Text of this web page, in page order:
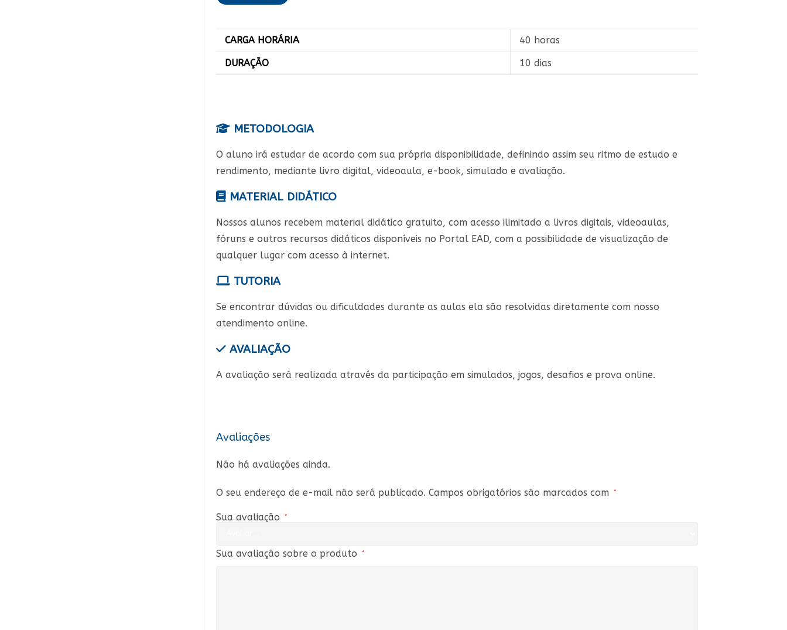
CARGA HORÁRIA 40 horas
DURAÇÃO 10 dias
METODOLOGIA
O aluno irá estudar de acordo com sua própria disponibilidade, definindo assim seu ritmo de estudo e
rendimento, mediante livro digital, videoaula, e-book, simulado e avaliação.
MATERIAL DIDÁTICO
Nossos alunos recebem material didático gratuito, com acesso ilimitado a livros digitais, videoaulas,
fóruns e outros recursos didáticos disponíveis no Portal EAD, com a possibilidade de visualização de
qualquer lugar com acesso à internet.
TUTORIA
Se encontrar dúvidas ou dificuldades durante as aulas ela são resolvidas diretamente com nosso
atendimento online.
AVALIAÇÃO
A avaliação será realizada através da participação em simulados, jogos, desafios e prova online.
Avaliações
Não há avaliações ainda.
O seu endereço de e-mail não será publicado. Campos obrigatórios são marcados com *
Sua avaliação *
Sua avaliação sobre o produto *